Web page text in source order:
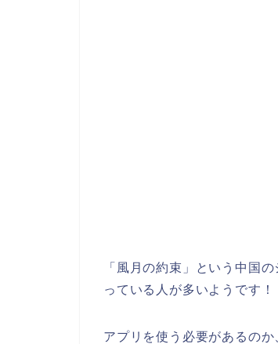
「風月の約束」という中国
っている人が多いようです！
アプリを使う必要があるの